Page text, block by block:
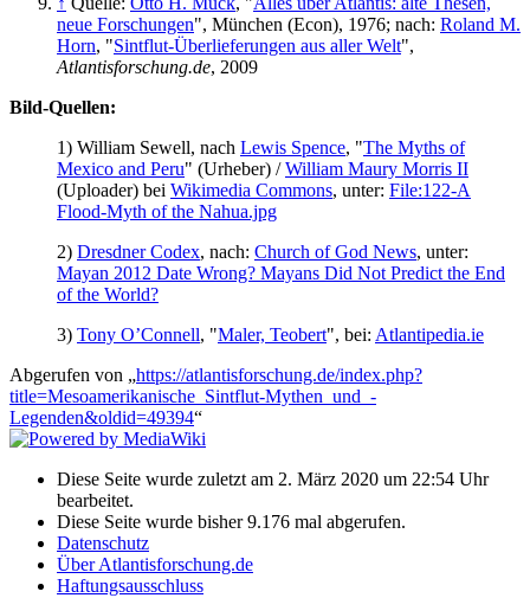
neue Forschungen", München (Econ), 1976; nach: Roland M.
Horn, "Sintflut-Überlieferungen aus aller Welt",
Atlantisforschung.de, 2009
Bild-Quellen:
1) William Sewell, nach Lewis Spence, "The Myths of
Mexico and Peru" (Urheber) /William Maury Morris II
(Uploader) bei Wikimedia Commons, unter: File:122-A
Flood-Myth of the Nahua.jpg
2) Dresdner Codex, nach: Church of God News, unter:
Mayan 2012 Date Wrong? Mayans Did Not Predict the End
of the World?
3) Tony O’Connell, "Maler, Teobert", bei: Atlantipedia.ie
Abgerufen von „https://atlantisforschung.de/index.php?
title=Mesoamerikanische_Sintflut-Mythen_und_-
Legenden&oldid=49394“
Diese Seite wurde zuletzt am 2. März 2020 um 22:54 Uhr
bearbeitet.
Diese Seite wurde bisher 9.176 mal abgerufen.
Datenschutz
Über Atlantisforschung.de
Haftungsausschluss